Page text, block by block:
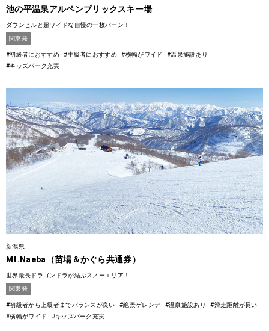
池の平温泉アルペンブリックスキー場
ダウンヒルと超ワイドな自慢の一枚バーン！
関東発
#初級者におすすめ #中級者におすすめ #横幅がワイド
#温泉施設あり
#キッズパーク充実
新潟県
Mt.Naeba（苗場＆かぐら共通券）
世界最長ドラゴンドラが結ぶスノーエリア！
関東発
#初級者から上級者までバランスが良い #絶景ゲレンデ #温泉施設あり
#滑走距離が長い
#横幅がワイド
#キッズパーク充実